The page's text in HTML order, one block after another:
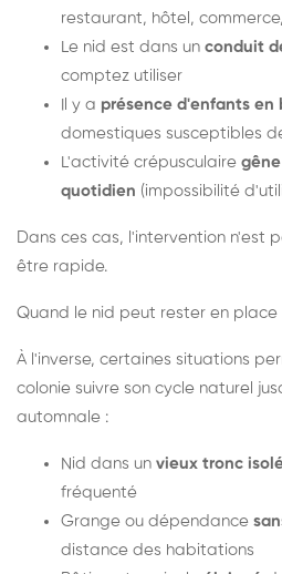
restaurant, hôtel,
Le nid est dans un conduit
comptez utiliser
Il y a présence d'enfants en
domestiques susceptibles
L'activité crépusculaire
quotidien (impossibilité
Dans ces cas, l'intervention n'est
être rapide.
Quand le nid peut rester en place
À l'inverse, certaines situations
colonie suivre son cycle naturel
automnale :
Nid dans un vieux tronc
fréquenté
Grange ou dépendance
distance des habitations